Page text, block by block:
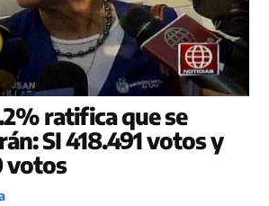
ratifica que se
SI 418.491 votos y
votos